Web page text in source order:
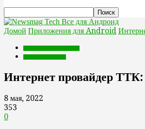
Все для Андроид
Домой Приложения для Android
Интернет провайдер ТТК:
8 мая, 2022
353
0